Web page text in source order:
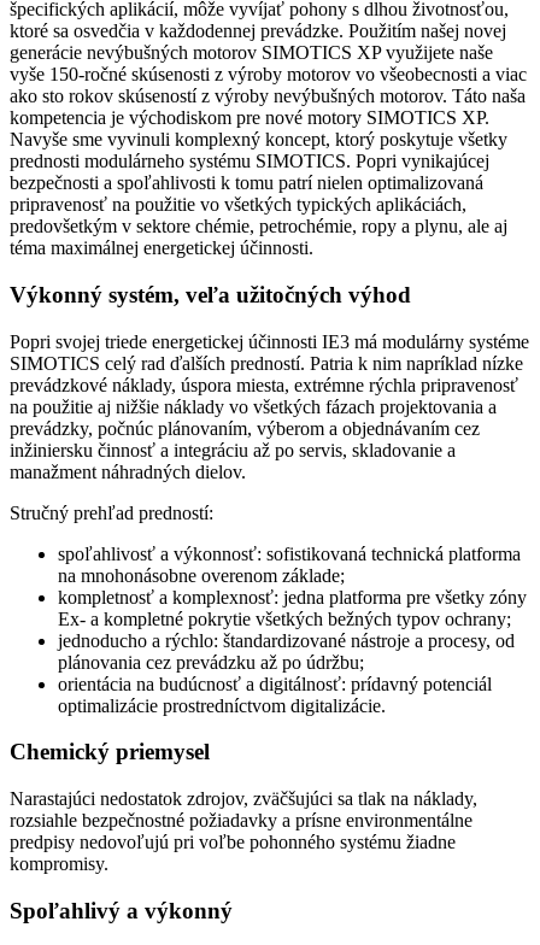
špecifických aplikácií, môže vyvíjať pohony s dlhou životnosťou,
ktoré sa osvedčia v každodennej prevádzke. Použitím našej novej
generácie nevýbušných motorov SIMOTICS XP využijete naše
vyše 150-ročné skúsenosti z výroby motorov vo všeobecnosti a viac
ako sto rokov skúseností z výroby nevýbušných motorov. Táto naša
kompetencia je východiskom pre nové motory SIMOTICS XP.
Navyše sme vyvinuli komplexný koncept, ktorý poskytuje všetky
prednosti modulárneho systému SIMOTICS. Popri vynikajúcej
bezpečnosti a spoľahlivosti k tomu patrí nielen optimalizovaná
pripravenosť na použitie vo všetkých typických aplikáciách,
predovšetkým v sektore chémie, petrochémie, ropy a plynu, ale aj
téma maximálnej energetickej účinnosti.
Výkonný systém, veľa užitočných výhod
Popri svojej triede energetickej účinnosti IE3 má modulárny systéme
SIMOTICS celý rad ďalších predností. Patria k nim napríklad nízke
prevádzkové náklady, úspora miesta, extrémne rýchla pripravenosť
na použitie aj nižšie náklady vo všetkých fázach projektovania a
prevádzky, počnúc plánovaním, výberom a objednávaním cez
inžiniersku činnosť a integráciu až po servis, skladovanie a
manažment náhradných dielov.
Stručný prehľad predností:
spoľahlivosť a výkonnosť: sofistikovaná technická platforma
na mnohonásobne overenom základe;
kompletnosť a komplexnosť: jedna platforma pre všetky zóny
Ex- a kompletné pokrytie všetkých bežných typov ochrany;
jednoducho a rýchlo: štandardizované nástroje a procesy, od
plánovania cez prevádzku až po údržbu;
orientácia na budúcnosť a digitálnosť: prídavný potenciál
optimalizácie prostredníctvom digitalizácie.
Chemický priemysel
Narastajúci nedostatok zdrojov, zväčšujúci sa tlak na náklady,
rozsiahle bezpečnostné požiadavky a prísne environmentálne
predpisy nedovoľujú pri voľbe pohonného systému žiadne
kompromisy.
Spoľahlivý a výkonný